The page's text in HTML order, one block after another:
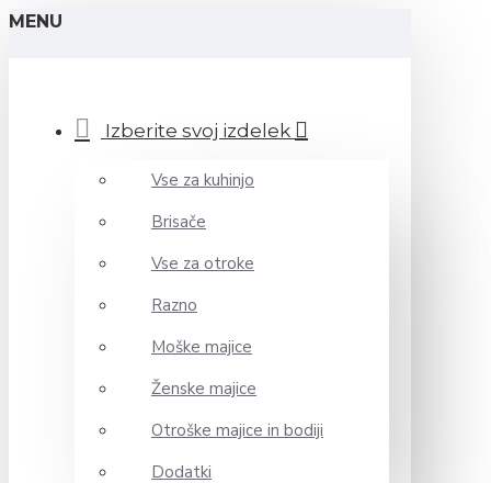
MENU
Izberite svoj izdelek
Vse za kuhinjo
Brisače
Vse za otroke
Razno
Moške majice
Ženske majice
Otroške majice in bodiji
Dodatki